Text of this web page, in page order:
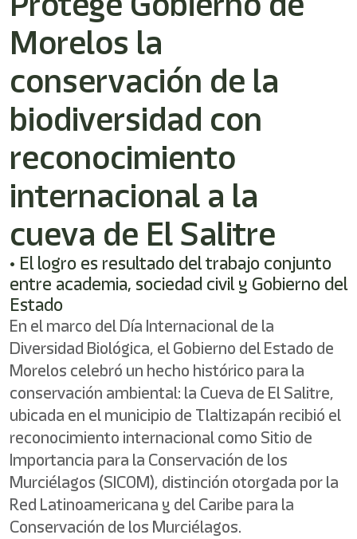
Morelos la
conservación de la
biodiversidad con
reconocimiento
internacional a la
cueva de El Salitre
• El logro es resultado del trabajo conjunto
entre academia, sociedad civil y Gobierno del
Estado
En el marco del Día Internacional de la
Diversidad Biológica, el Gobierno del Estado de
Morelos celebró un hecho histórico para la
conservación ambiental: la Cueva de El Salitre,
ubicada en el municipio de Tlaltizapán recibió el
reconocimiento internacional como Sitio de
Importancia para la Conservación de los
Murciélagos (SICOM), distinción otorgada por la
Red Latinoamericana y del Caribe para la
Conservación de los Murciélagos.